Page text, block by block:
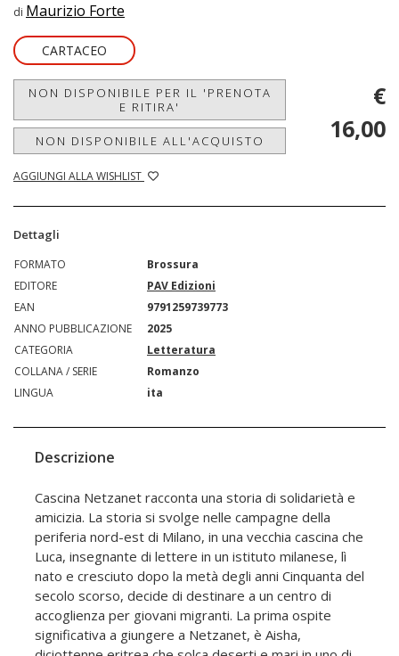
di Maurizio Forte
CARTACEO
NON DISPONIBILE PER IL 'PRENOTA
E RITIRA'
NON DISPONIBILE ALL'ACQUISTO
AGGIUNGI ALLA WISHLIST
€
16,00
Dettagli
FORMATO
Brossura
EDITORE
PAV Edizioni
EAN
9791259739773
ANNO PUBBLICAZIONE
2025
CATEGORIA
Letteratura
COLLANA / SERIE
Romanzo
LINGUA
ita
Descrizione
Cascina Netzanet racconta una storia di solidarietà e
amicizia. La storia si svolge nelle campagne della
periferia nord-est di Milano, in una vecchia cascina che
Luca, insegnante di lettere in un istituto milanese, lì
nato e cresciuto dopo la metà degli anni Cinquanta del
secolo scorso, decide di destinare a un centro di
accoglienza per giovani migranti. La prima ospite
significativa a giungere a Netzanet, è Aisha,